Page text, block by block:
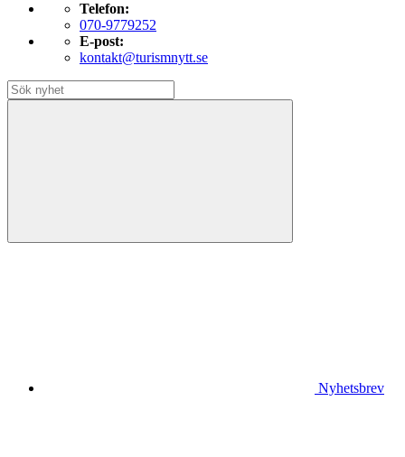
Telefon:
070-9779252
E-post:
kontakt@turismnytt.se
Nyhetsbrev